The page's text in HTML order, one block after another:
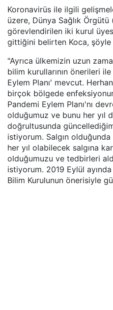
Koronavirüs ile ilgili
üzere, Dünya Sağlık Örgütü
görevlendirilen iki kurul
gittiğini belirten Koca,
"Ayrıca ülkemizin uzun
bilim kurullarının önerileri
Eylem Planı' mevcut.
birçok bölgede
Pandemi Eylem Planı'nı
olduğumuz ve bunu her yıl
doğrultusunda
istiyorum. Salgın
her yıl olabilecek salgına
olduğumuzu ve tedbirleri
istiyorum. 2019 Eylül
Bilim Kurulunun önerisiyle